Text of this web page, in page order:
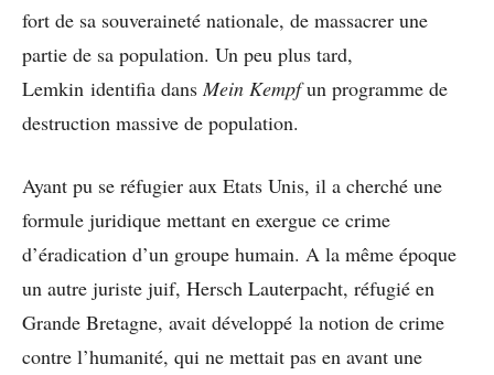
fort de sa souveraineté nationale, de massacrer une
partie de sa population. Un peu plus tard,
Lemkin identifia dans Mein Kempfun programme de
destruction massive de population.
Ayant pu se réfugier aux Etats Unis, il a cherché une
formule juridique mettant en exergue ce crime
d’éradication d’un groupe humain. A la même époque
un autre juriste juif, Hersch Lauterpacht, réfugié en
Grande Bretagne, avait développé la notion de crime
contre l’humanité, qui ne mettait pas en avant une